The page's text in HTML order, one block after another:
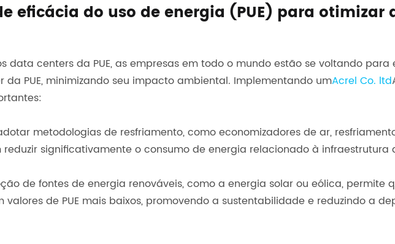
eficácia do uso de energia (PUE) para otimizar
data centers da PUE, as empresas em todo o mundo estão se voltando para
PUE, minimizando seu impacto ambiental. Implementando umAcrel Co. ltd
metodologias de resfriamento, como economizadores de ar,
significativamente o consumo de energia relacionado à infraestrutura
de fontes de energia renováveis, como a energia solar ou eólica, permite
de PUE mais baixos, promovendo a sustentabilidade e reduzindo a